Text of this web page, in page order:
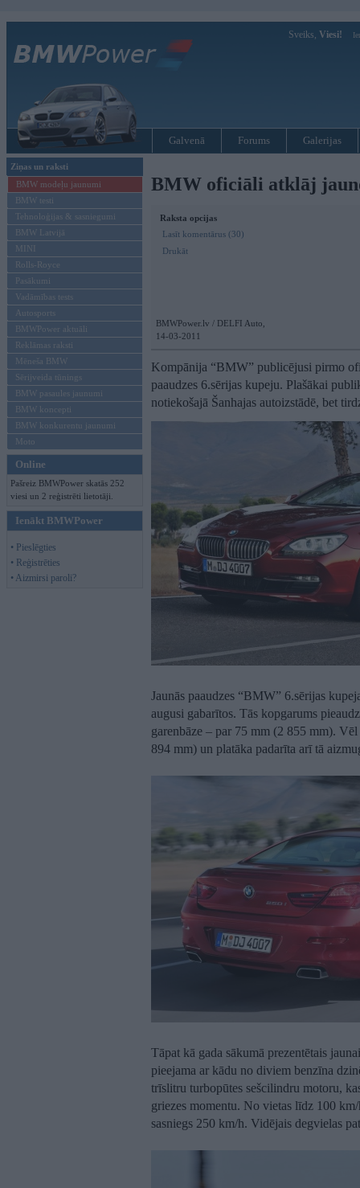
Sveiks, Viesi!
Galvenā Forums Galerijas
Ziņas un raksti
BMW modeļu jaunumi
BMW testi
Tehnoloģijas & sasniegumi
BMW Latvijā
MINI
Rolls-Royce
Pasākumi
Vadāmības tests
Autosports
BMWPower aktuāli
Reklāmas raksti
Mēneša BMW
Sērijveida tūnings
BMW pasaules jaunumi
BMW koncepti
BMW konkurentu jaunumi
Moto
Online
Pašreiz BMWPower skatās 252
viesi un 2 reģistrēti lietotāji.
Ienākt BMWPower
• Pieslēgties
• Reģistrēties
• Aizmirsi paroli?
BMW oficiāli atklāj
Raksta opcijas
Lasīt komentārus (30)
Drukāt
BMWPower.lv / DELFI Auto,
14-03-2011
Kompānija “BMW” publicējusi pirmo
paaudzes 6.sērijas kupeju. Plašākai
notiekošajā Šanhajas autoizstādē, bet
Jaunās paaudzes “BMW” 6.sērijas
augusi gabarītos. Tās kopgarums
garenbāze – par 75 mm (2 855 mm).
894 mm) un platāka padarīta arī tā
Tāpat kā gada sākumā prezentētais
pieejama ar kādu no diviem benzīna
trīslitru turbopūtes sešcilindru motoru,
griezes momentu. No vietas līdz 100
sasniegs 250 km/h. Vidējais degvielas